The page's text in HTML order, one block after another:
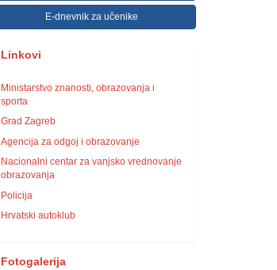
E-dnevnik za učenike
Linkovi
Ministarstvo znanosti, obrazovanja i
sporta
Grad Zagreb
Agencija za odgoj i obrazovanje
Nacionalni centar za vanjsko vrednovanje
obrazovanja
Policija
Hrvatski autoklub
Fotogalerija